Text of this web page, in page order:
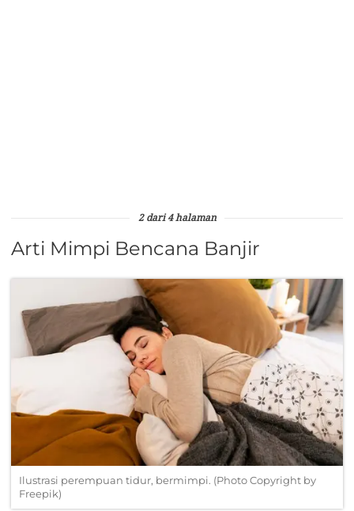
2 dari 4 halaman
Arti Mimpi Bencana Banjir
Ilustrasi perempuan tidur, bermimpi. (Photo Copyright by
Freepik)